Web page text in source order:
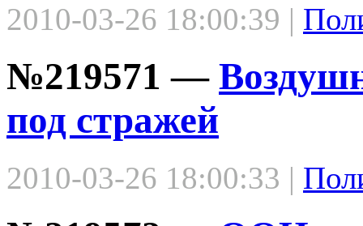
2010-03-26 18:00:39 |
№219571 —
под стражей
2010-03-26 18:00:33 |